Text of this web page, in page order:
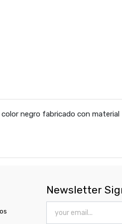
negro fabricado con material
Newsletter